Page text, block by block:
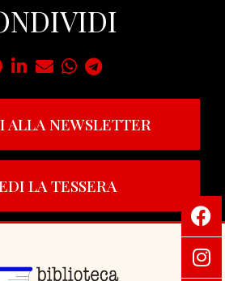
ALLA NEWSLETTER
LA TESSERA